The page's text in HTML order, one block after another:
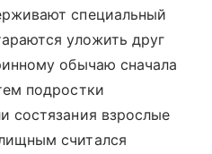
специальный
уложить друг
обычаю сначала
подростки
состязания взрослые
считался